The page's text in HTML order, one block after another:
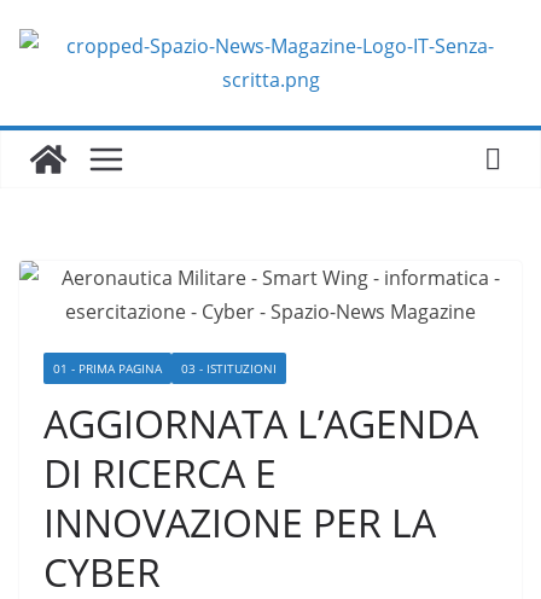
01 - PRIMA PAGINA 03 - ISTITUZIONI
AGGIORNATA L’AGENDA
DI RICERCA E
INNOVAZIONE PER LA
CYBER